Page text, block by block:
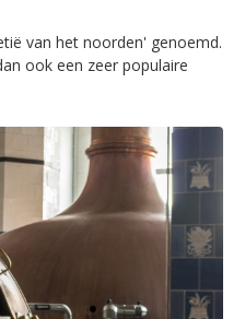
van het noorden' genoemd.
ook een zeer populaire